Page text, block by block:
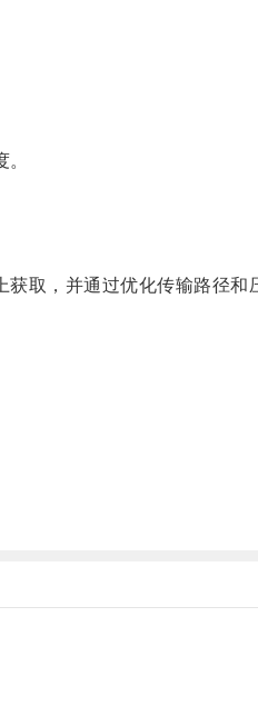
取，并通过优化传输路径和